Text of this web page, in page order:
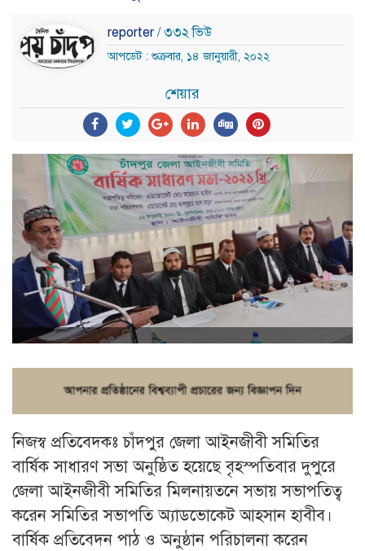
reporter / ৩৩২ ভিউ
আপডেট : শুক্রবার, ১৪ জানুয়ারী, ২০২২
শেয়ার
নিজস্ব প্রতিবেদকঃ চাঁদপুর জেলা আইনজীবী সমিতির
বার্ষিক সাধারণ সভা অনুষ্ঠিত হয়েছে বৃহস্পতিবার দুপুরে
জেলা আইনজীবী সমিতির মিলনায়তনে সভায় সভাপতিত্ব
করেন সমিতির সভাপতি অ্যাডভোকেট আহসান হাবীব।
বার্ষিক প্রতিবেদন পাঠ ও অনুষ্ঠান পরিচালনা করেন